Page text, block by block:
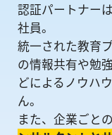
認証パートナー
社員。
統一された教育
の情報共有や勉
どによるノウハ
ん。
また、企業ごと